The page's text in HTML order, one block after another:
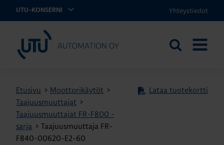
UTU-KONSERNI Yhteystiedot
UTU Automation
Etsi
Etusivu > Moottorikäytöt >
Taajuusmuuttajat >
Taajuusmuuttajat FR-F800 -
sarja > Taajuusmuuttaja FR-
F840-00620-E2-60
Lataa tuotekortti